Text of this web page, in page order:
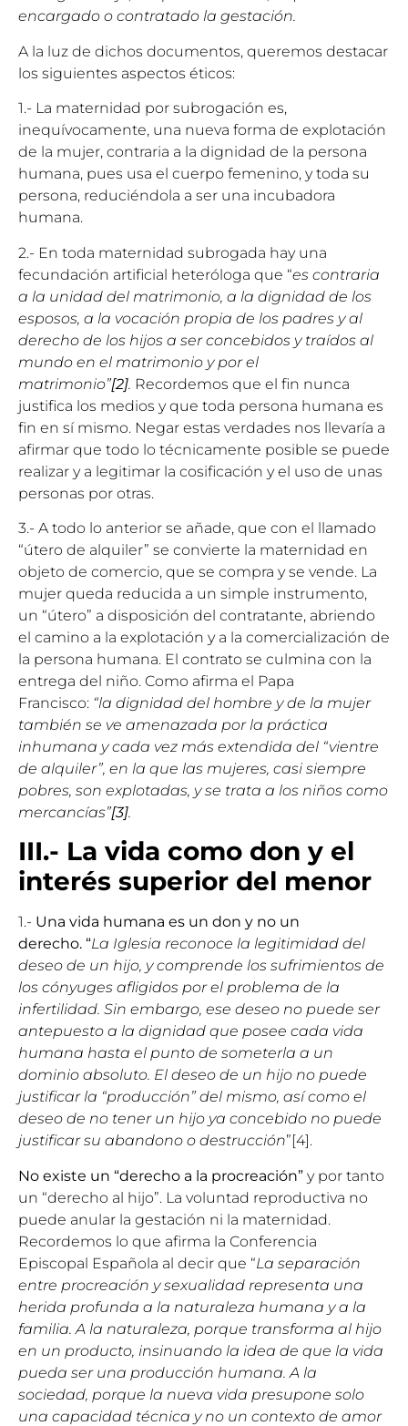
encargado o contratado la gestación.
A la luz de dichos documentos, queremos destacar
los siguientes aspectos éticos:
1.- La maternidad por subrogación es,
inequívocamente, una nueva forma de explotación
de la mujer, contraria a la dignidad de la persona
humana, pues usa el cuerpo femenino, y toda su
persona, reduciéndola a ser una incubadora
humana.
2.- En toda maternidad subrogada hay una
fecundación artificial heteróloga que “es contraria
a la unidad del matrimonio, a la dignidad de los
esposos, a la vocación propia de los padres y al
derecho de los hijos a ser concebidos y traídos al
mundo en el matrimonio y por el
matrimonio”[2]. Recordemos que el fin nunca
justifica los medios y que toda persona humana es
fin en sí mismo. Negar estas verdades nos llevaría a
afirmar que todo lo técnicamente posible se puede
realizar y a legitimar la cosificación y el uso de unas
personas por otras.
3.- A todo lo anterior se añade, que con el llamado
“útero de alquiler” se convierte la maternidad en
objeto de comercio, que se compra y se vende. La
mujer queda reducida a un simple instrumento,
un “útero” a disposición del contratante, abriendo
el camino a la explotación y a la comercialización de
la persona humana. El contrato se culmina con la
entrega del niño. Como afirma el Papa
Francisco: “la dignidad del hombre y de la mujer
también se ve amenazada por la práctica
inhumana y cada vez más extendida del “vientre
de alquiler”, en la que las mujeres, casi siempre
pobres, son explotadas, y se trata a los niños como
mercancías”[3].
III.- La vida como don y el
interés superior del menor
1.- Una vida humana es un don y no un
derecho. “La Iglesia reconoce la legitimidad del
deseo de un hijo, y comprende los sufrimientos de
los cónyuges afligidos por el problema de la
infertilidad. Sin embargo, ese deseo no puede ser
antepuesto a la dignidad que posee cada vida
humana hasta el punto de someterla a un
dominio absoluto. El deseo de un hijo no puede
justificar la “producción” del mismo, así como el
deseo de no tener un hijo ya concebido no puede
justificar su abandono o destrucción”[4].
No existe un “derecho a la procreación” y por tanto
un “derecho al hijo”. La voluntad reproductiva no
puede anular la gestación ni la maternidad.
Recordemos lo que afirma la Conferencia
Episcopal Española al decir que “La separación
entre procreación y sexualidad representa una
herida profunda a la naturaleza humana y a la
familia. A la naturaleza, porque transforma al hijo
en un producto, insinuando la idea de que la vida
pueda ser una producción humana. A la
sociedad, porque la nueva vida presupone solo
una capacidad técnica y no un contexto de amor